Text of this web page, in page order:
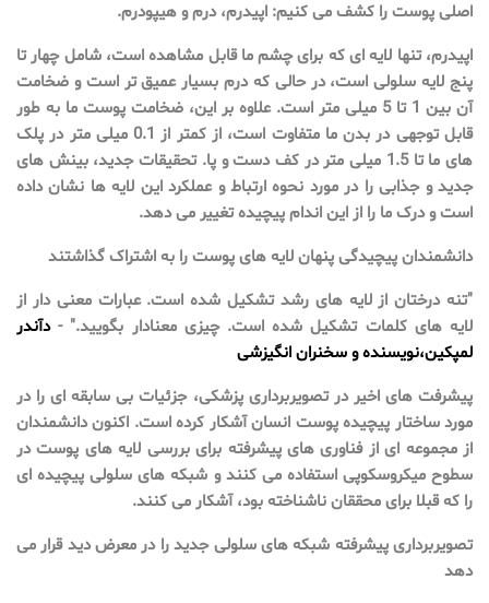
اصلی پوست را کشف می کنیم: اپیدرم، درم و هیپودرم.
اپیدرم، تنها لایه ای که برای چشم ما قابل مشاهده است، شامل چهار تا
پنج لایه سلولی است، در حالی که درم بسیار عمیق تر است و ضخامت
آن بین 1 تا 5 میلی متر است. علاوه بر این، ضخامت پوست ما به طور
قابل توجهی در بدن ما متفاوت است، از کمتر از 0.1 میلی متر در پلک
های ما تا 1.5 میلی متر در کف دست و پا. تحقیقات جدید، بینش های
جدید و جذابی را در مورد نحوه ارتباط و عملکرد این لایه ها نشان داده
است و درک ما را از این اندام پیچیده تغییر می دهد.
دانشمندان پیچیدگی پنهان لایه های پوست را به اشتراک گذاشتند
"تنه درختان از لایه های رشد تشکیل شده است. عبارات معنی دار از
لایه های کلمات تشکیل شده است. چیزی معنادار بگویید." - دآندر
لمپکین،نویسنده و سخنران انگیزشی
پیشرفت های اخیر در تصویربرداری پزشکی، جزئیات بی سابقه ای را در
مورد ساختار پیچیده پوست انسان آشکار کرده است. اکنون دانشمندان
از مجموعه ای از فناوری های پیشرفته برای بررسی لایه های پوست در
سطوح میکروسکوپی استفاده می کنند و شبکه های سلولی پیچیده ای
را که قبلا برای محققان ناشناخته بود، آشکار می کنند.
تصویربرداری پیشرفته شبکه های سلولی جدید را در معرض دید قرار می
دهد